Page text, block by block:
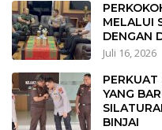
MELALUI
DENGAN
Juli 16, 2026
PERKUAT
YANG
BINJAI